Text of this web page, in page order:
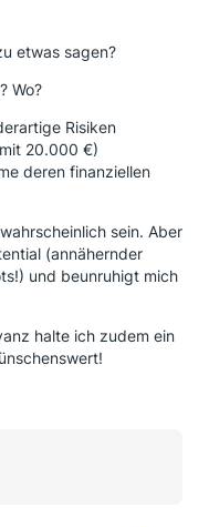
etwas sagen?
Wo?
Risiken
20.000 €)
deren finanziellen
sein. Aber
(annähernder
und beunruhigt mich
halte ich zudem ein